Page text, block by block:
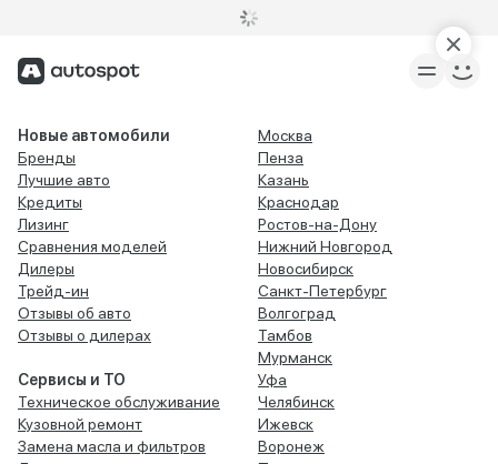
Новые автомобили
Бренды
Лучшие авто
Кредиты
Лизинг
Сравнения моделей
Дилеры
Трейд-ин
Отзывы об авто
Отзывы о дилерах
Сервисы и ТО
Техническое обслуживание
Кузовной ремонт
Замена масла и фильтров
Москва
Пенза
Казань
Краснодар
Ростов-на-Дону
Нижний Новгород
Новосибирск
Санкт-Петербург
Волгоград
Тамбов
Мурманск
Уфа
Челябинск
Ижевск
Воронеж